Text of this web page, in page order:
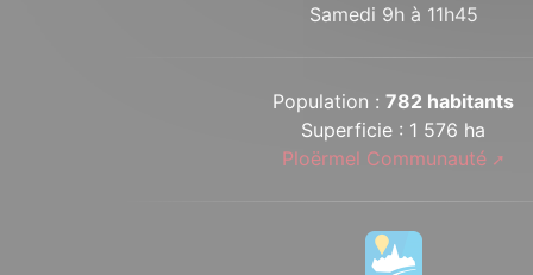
Samedi 9h à 11h45
Population :782 habitants
Superficie : 1 576 ha
Ploërmel Communauté